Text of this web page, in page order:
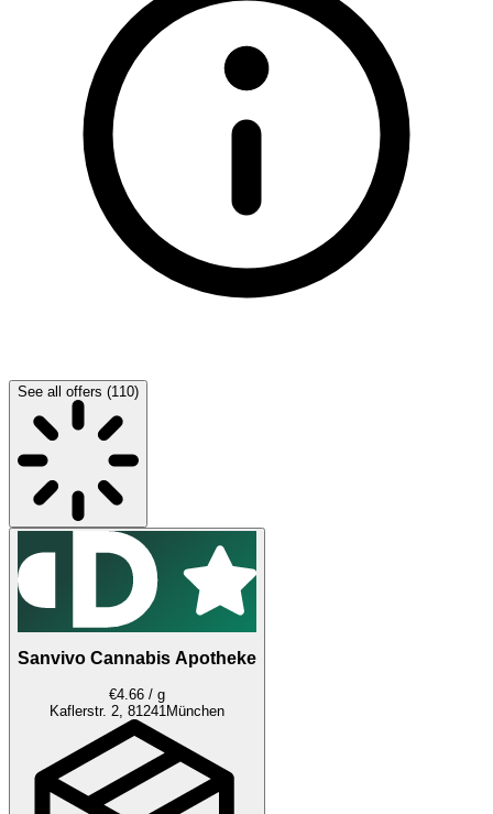
See all offers (110)
Sanvivo Cannabis Apotheke
€4.66 / g
Kaflerstr. 2, 81241 München